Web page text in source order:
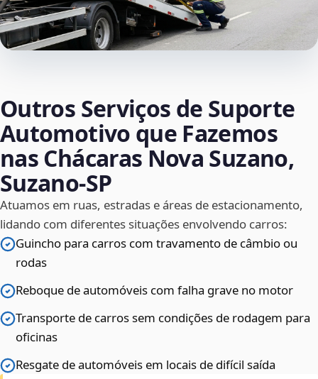
Outros Serviços de Suporte
Automotivo que Fazemos
nas Chácaras Nova Suzano,
Suzano‑SP
Atuamos em ruas, estradas e áreas de estacionamento,
lidando com diferentes situações envolvendo carros:
Guincho para carros com travamento de câmbio ou
rodas
Reboque de automóveis com falha grave no motor
Transporte de carros sem condições de rodagem para
oficinas
Resgate de automóveis em locais de difícil saída